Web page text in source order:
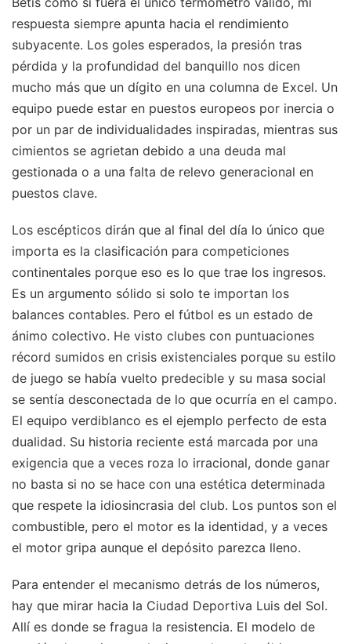
respuesta siempre apunta hacia el rendimiento
subyacente. Los goles esperados, la presión tras
pérdida y la profundidad del banquillo nos dicen
mucho más que un dígito en una columna de Excel. Un
equipo puede estar en puestos europeos por inercia o
por un par de individualidades inspiradas, mientras sus
cimientos se agrietan debido a una deuda mal
gestionada o a una falta de relevo generacional en
puestos clave.
Los escépticos dirán que al final del día lo único que
importa es la clasificación para competiciones
continentales porque eso es lo que trae los ingresos.
Es un argumento sólido si solo te importan los
balances contables. Pero el fútbol es un estado de
ánimo colectivo. He visto clubes con puntuaciones
récord sumidos en crisis existenciales porque su estilo
de juego se había vuelto predecible y su masa social
se sentía desconectada de lo que ocurría en el campo.
El equipo verdiblanco es el ejemplo perfecto de esta
dualidad. Su historia reciente está marcada por una
exigencia que a veces roza lo irracional, donde ganar
no basta si no se hace con una estética determinada
que respete la idiosincrasia del club. Los puntos son el
combustible, pero el motor es la identidad, y a veces
el motor gripa aunque el depósito parezca lleno.
Para entender el mecanismo detrás de los números,
hay que mirar hacia la Ciudad Deportiva Luis del Sol.
Allí es donde se fragua la resistencia. El modelo de